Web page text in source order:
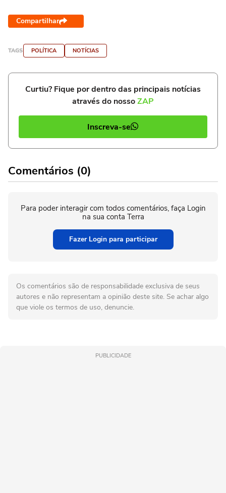
Compartilhar
TAGS POLÍTICA NOTÍCIAS
Curtiu? Fique por dentro das principais notícias
através do nossoZAP
Inscreva-se
Comentários (0)
Para poder interagir com todos comentários, faça Login
na sua conta Terra
Fazer Login para participar
Os comentários são de responsabilidade exclusiva de seus
autores e não representam a opinião deste site. Se achar algo
que viole os termos de uso, denuncie.
PUBLICIDADE